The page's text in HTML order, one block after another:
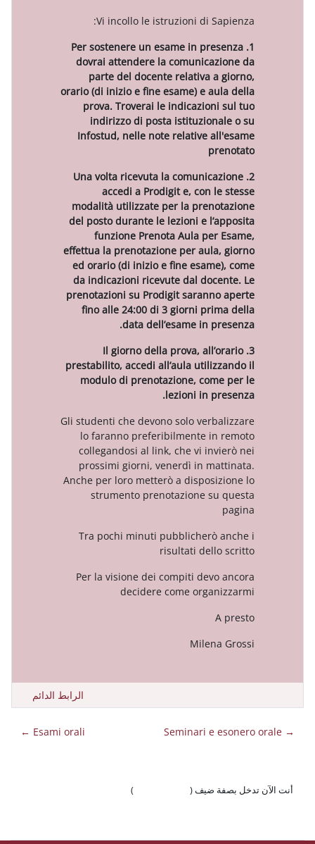
Vi incollo le istruzioni di
1. Per sostenere un esame in
dovrai attendere la
parte del docente relativa
orario (di inizio e fine esame) e
prova. Troverai le
indirizzo di posta
Infostud, nelle note relative
2. Una volta ricevuta la
accedi a Prodigit e, con
modalità utilizzate per la
del posto durante le lezioni e
funzione Prenota Aula per
effettua la prenotazione per
ed orario (di inizio e fine
da indicazioni ricevute dal
prenotazioni su Prodigit
fino alle 24:00 di 3 giorni
data dell’esame in
3. Il giorno della prova,
prestabilito, accedi all’aula
modulo di prenotazione,
Gli studenti che devono solo
lo faranno preferibilmente
collegandosi al link, che vi
prossimi giorni, venerdì in
Anche per loro metterò a
strumento prenotazione
Tra pochi minuti pubblicherò
Per la visione dei compiti
decidere come
Esami orali ←
ضيف (تسجيل الدخول)